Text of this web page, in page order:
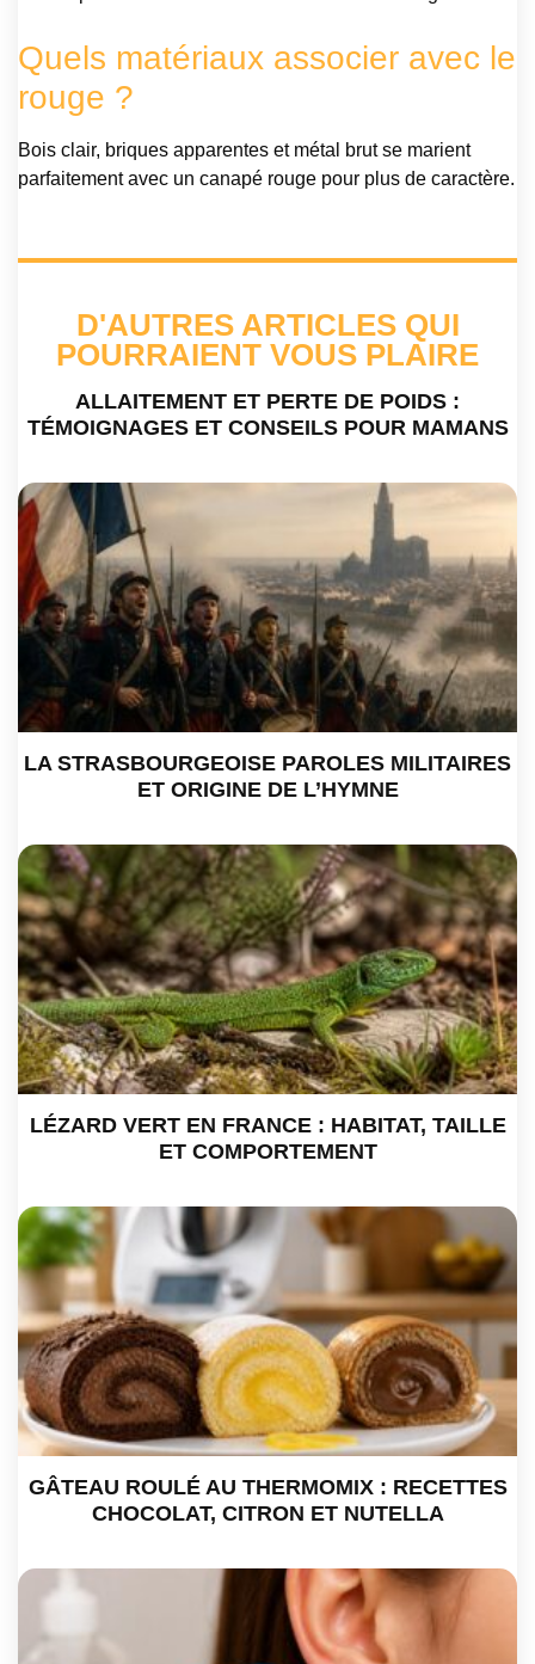
Quels matériaux associer avec le
rouge ?
Bois clair, briques apparentes et métal brut se marient
parfaitement avec un canapé rouge pour plus de caractère.
D'AUTRES ARTICLES QUI
POURRAIENT VOUS PLAIRE
ALLAITEMENT ET PERTE DE POIDS :
TÉMOIGNAGES ET CONSEILS POUR MAMANS
LA STRASBOURGEOISE PAROLES MILITAIRES
ET ORIGINE DE L’HYMNE
LÉZARD VERT EN FRANCE : HABITAT, TAILLE
ET COMPORTEMENT
GÂTEAU ROULÉ AU THERMOMIX : RECETTES
CHOCOLAT, CITRON ET NUTELLA